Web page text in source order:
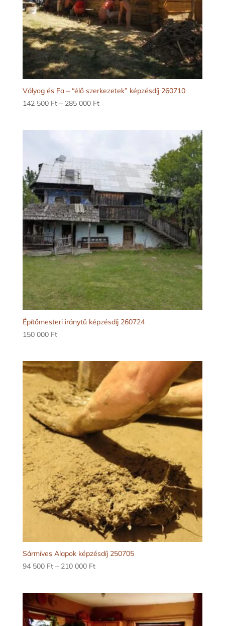
Vályog és Fa – “élő szerkezetek” képzésdíj 260710
142 500 Ft – 285 000 FtÁrtartomány:
000 Ft
Építőmesteri iránytű képzésdíj 260724
150 000 Ft
Sármíves Alapok képzésdíj 250705
94 500 Ft – 210 000 FtÁrtartomány:
-
000 Ft